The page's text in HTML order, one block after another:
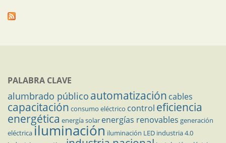
PALABRA CLAVE
alumbrado público automatización cables
capacitación consumo eléctrico control eficiencia
energética energía solar energías renovables generación
eléctricailuminación iluminación LED industria 4.0